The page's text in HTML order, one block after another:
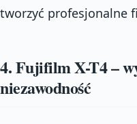
tworzyć profesjonalne
4. Fujifilm X-T4 –
niezawodność